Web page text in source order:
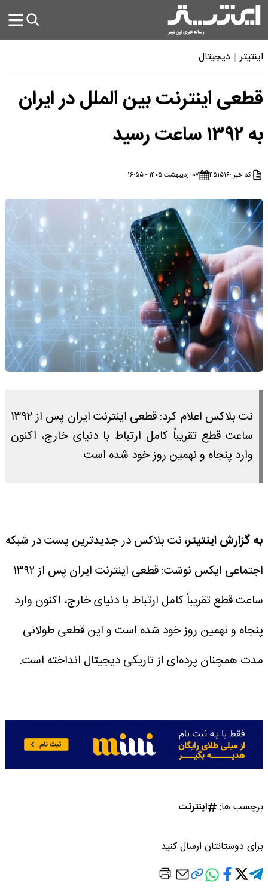
اینتیتر دیجیتال
قطعی اینترنت بین الملل در ایران
به ۱۳۹۲ ساعت رسید
کد خبر :۴۵۱۵۱۶ ۰۷ اردیبهشت ۱۴۰۵ - ۱۶:۵۵
نت بلاکس اعلام کرد: قطعی اینترنت ایران پس از ۱۳۹۲
ساعت قطع تقریباً کامل ارتباط با دنیای خارج، اکنون
وارد پنجاه و نهمین روز خود شده است
به گزارش اینتیتر،نت بلاکس در جدیدترین پست در شبکه
اجتماعی ایکس نوشت:
قطعی اینترنت ایران پس از ۱۳۹۲
ساعت قطع تقریباً کامل ارتباط با دنیای خارج، اکنون وارد
پنجاه و نهمین روز خود شده است و این قطعی طولانی
مدت همچنان پرده‌ای از تاریکی دیجیتال انداخته است.
برچسب ها: اینترنت
برای دوستانتان ارسال کنید